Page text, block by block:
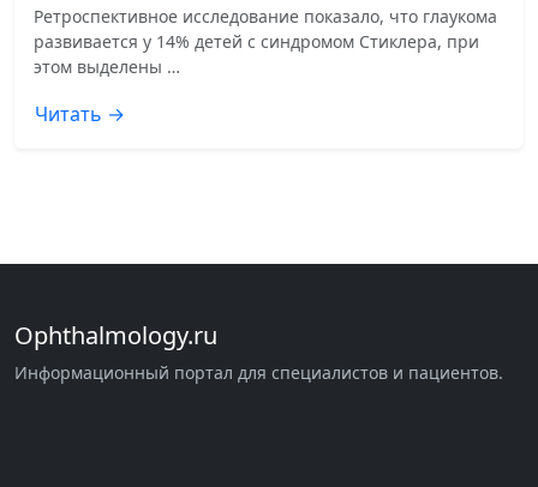
Ретроспективное исследование показало, что глаукома
развивается у 14% детей с синдромом Стиклера, при
этом выделены …
Читать →
Ophthalmology.ru
Информационный портал для специалистов и пациентов.